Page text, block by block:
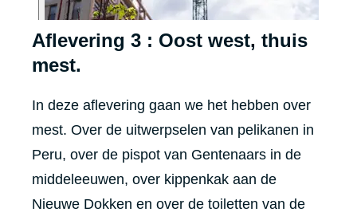
Aflevering 3 : Oost west, thuis
mest.
In deze aflevering gaan we het hebben over
mest. Over de uitwerpselen van pelikanen in
Peru, over de pispot van Gentenaars in de
middeleeuwen, over kippenkak aan de
Nieuwe Dokken en over de toiletten van de